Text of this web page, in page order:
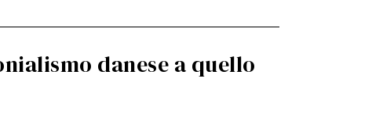
danese a quello